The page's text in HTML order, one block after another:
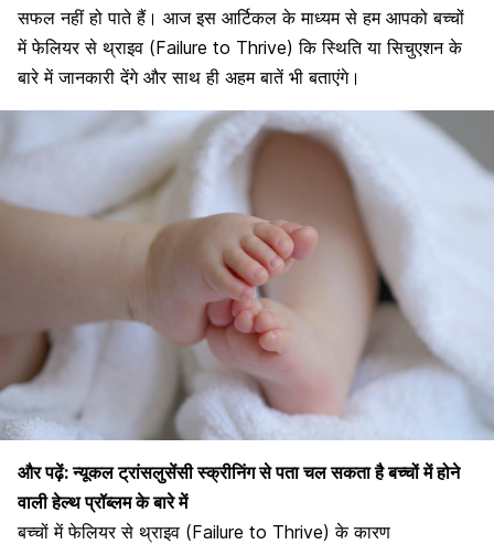
सफल नहीं हो पाते हैं। आज इस आर्टिकल के माध्यम से हम आपको बच्चों
में फेलियर से थ्राइव (Failure to Thrive) कि स्थिति या सिचुएशन के
बारे में जानकारी देंगे और साथ ही अहम बातें भी बताएंगे।
और पढ़ें:​न्यूकल ट्रांसलुसेंसी स्‍क्रीनिंग से पता चल सकता है बच्चों में होने
वाली हेल्थ प्रॉब्लम के बारे में
बच्चों में फेलियर से थ्राइव (Failure to Thrive) के कारण